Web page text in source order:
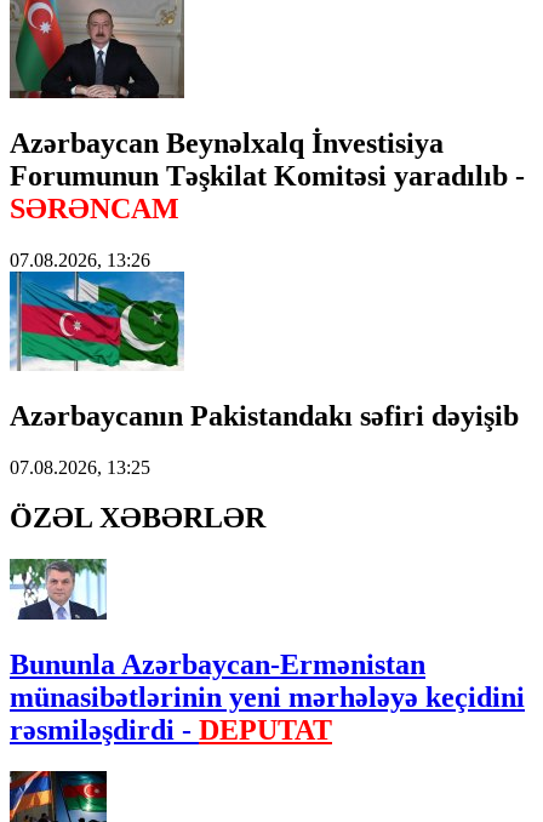
Azərbaycan Beynəlxalq İnvestisiya
Forumunun Təşkilat Komitəsi yaradılıb -
SƏRƏNCAM
07.08.2026, 13:26
Azərbaycanın Pakistandakı səfiri dəyişib
07.08.2026, 13:25
ÖZƏL XƏBƏRLƏR
Bununla Azərbaycan-Ermənistan
münasibətlərinin yeni mərhələyə keçidini
rəsmiləşdirdi - DEPUTAT